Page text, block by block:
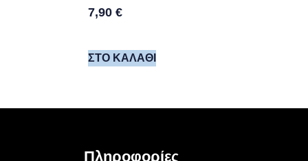
7,90 €
ΣΤΟ ΚΑΛΆΘΙ
Πληροφορίες